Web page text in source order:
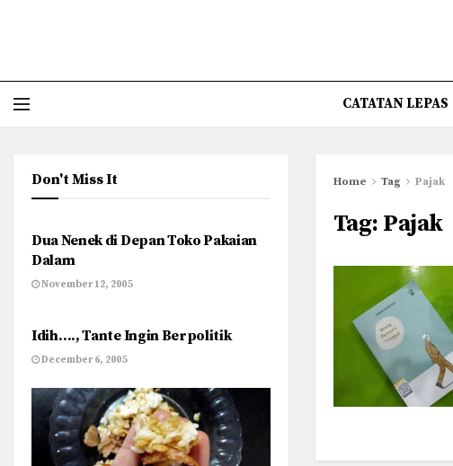
CATATAN LEPAS
Home Tag Pajak
Tag: Pajak
Don't Miss It
HUMANIORA
Dua Nenek di Depan Toko Pakaian
Dalam
November 12, 2005
Idih…., Tante Ingin Berpolitik
December 6, 2005